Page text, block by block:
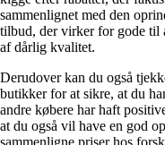
sammenlignet med den
tilbud, der virker for gode til
af dårlig kvalitet.
Derudover kan du også
butikker for at sikre, at du
andre købere har haft
at du også vil have en god
sammenligne priser hos